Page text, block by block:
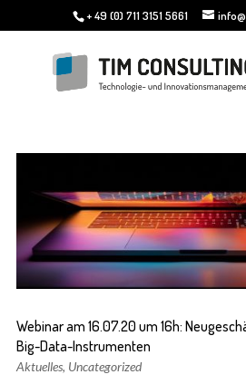
+ 49 (0) 711 3151 5661
Webinar am 16.07.20 um 16h:
Big-Data-Instrumenten
Aktuelles, Uncategorized